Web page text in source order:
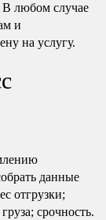
В любом случае
и
на услугу.
данные
отгрузки;
срочность.